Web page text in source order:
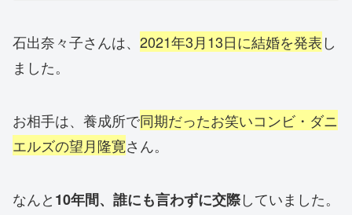
石出奈々子さんは、 2021年3月13日に結婚を発表し
ました。
お相手は、養成所で同期だったお笑いコンビ・ダニ
エルズの望月隆寛さん。
なんと10年間、誰にも言わずに交際していました。